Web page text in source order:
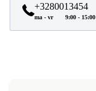
+3280013454
ma - vr 9:00 - 15:00